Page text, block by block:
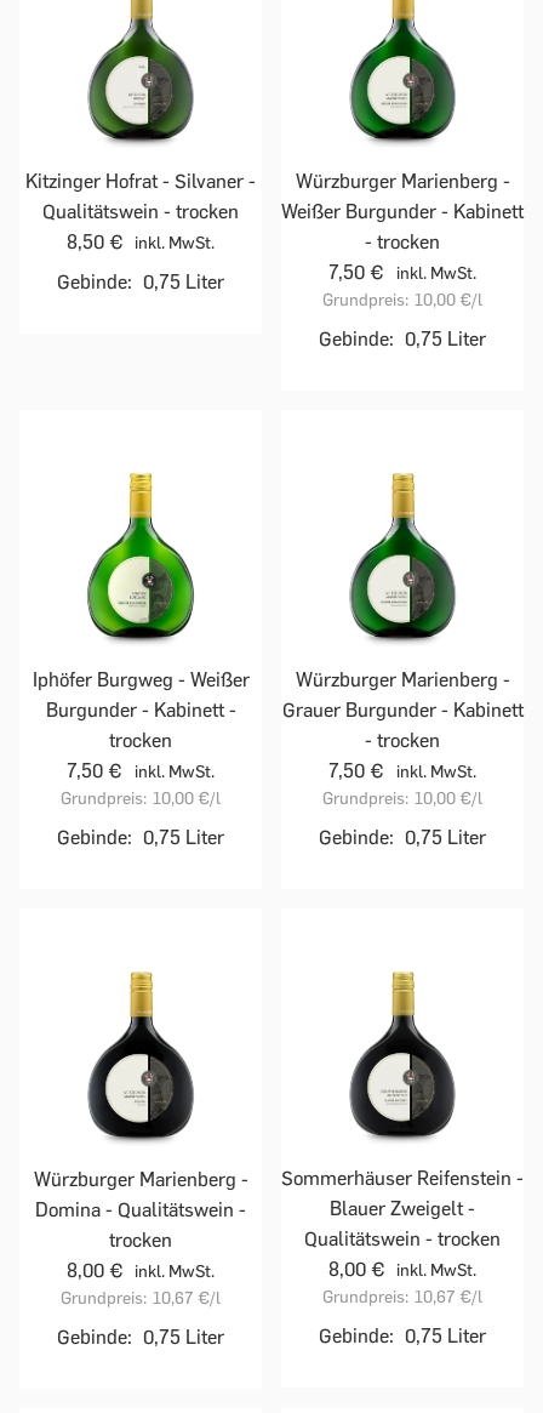
Kitzinger Hofrat - Silvaner -
Qualitätswein - trocken
8,50 €
inkl. MwSt.
Gebinde: 0,75 Liter
Würzburger Marienberg -
Weißer Burgunder - Kabinett
- trocken
7,50 €
inkl. MwSt.
Grundpreis: 10,00 €/l
Gebinde: 0,75 Liter
Iphöfer Burgweg - Weißer
Burgunder - Kabinett -
trocken
7,50 €
inkl. MwSt.
Grundpreis: 10,00 €/l
Gebinde: 0,75 Liter
Würzburger Marienberg -
Grauer Burgunder - Kabinett
- trocken
7,50 €
inkl. MwSt.
Grundpreis: 10,00 €/l
Gebinde: 0,75 Liter
Würzburger Marienberg -
Domina - Qualitätswein -
trocken
8,00 €
inkl. MwSt.
Grundpreis: 10,67 €/l
Gebinde: 0,75 Liter
Sommerhäuser Reifenstein -
Blauer Zweigelt -
Qualitätswein - trocken
8,00 €
inkl. MwSt.
Grundpreis: 10,67 €/l
Gebinde: 0,75 Liter